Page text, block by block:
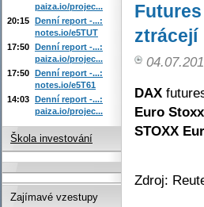
ztrácejí
DAX
Euro
STOXX
Zdroj:
paiza.io/projec...
20:15 Denní report -...:
notes.io/e5TUT
17:50 Denní report -...:
paiza.io/projec...
17:50 Denní report -...:
notes.io/e5T61
14:03 Denní report -...:
paiza.io/projec...
Škola investování
Zajímavé vzestupy